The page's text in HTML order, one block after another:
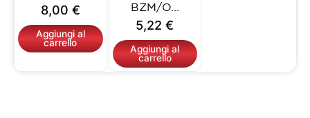
8,00 €
Aggiungi al
carrello
BZM/O...
5,22€
Aggiungi al
carrello